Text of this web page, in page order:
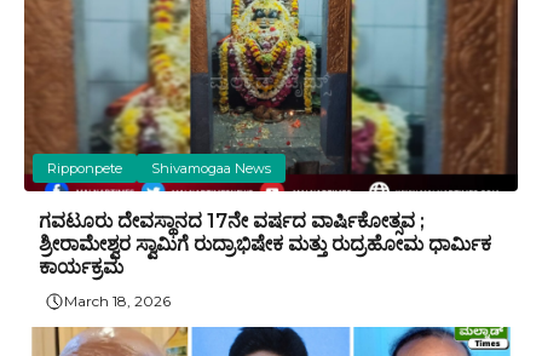
Ripponpete Shivamogaa News
ಗವಟೂರು ದೇವಸ್ಥಾನದ 17ನೇ ವರ್ಷದ ವಾರ್ಷಿಕೋತ್ಸವ ;
ಶ್ರೀರಾಮೇಶ್ವರ ಸ್ವಾಮಿಗೆ ರುದ್ರಾಭಿಷೇಕ ಮತ್ತು ರುದ್ರಹೋಮ ಧಾರ್ಮಿಕ
ಕಾರ್ಯಕ್ರಮ
March 18, 2026